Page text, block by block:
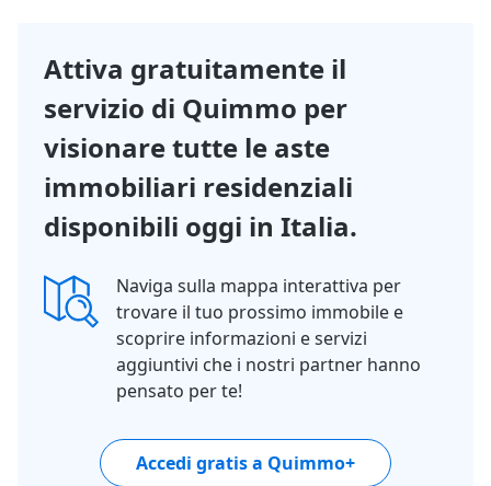
Attiva gratuitamente il
servizio di Quimmo per
visionare tutte le aste
immobiliari residenziali
disponibili oggi in Italia.
Naviga sulla mappa interattiva per
trovare il tuo prossimo immobile e
scoprire informazioni e servizi
aggiuntivi che i nostri partner hanno
pensato per te!
Accedi gratis a Quimmo+